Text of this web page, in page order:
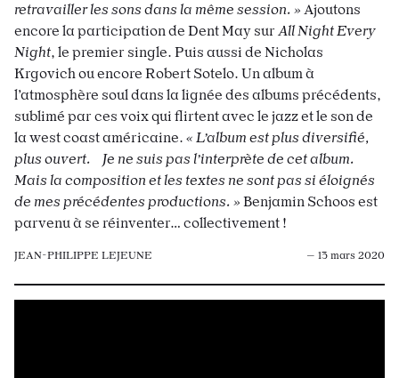
retravailler les sons dans la même session. » Ajoutons
encore la participation de Dent May sur All Night Every
Night, le premier single. Puis aussi de Nicholas
Krgovich ou encore Robert Sotelo. Un album à
l’atmosphère soul dans la lignée des albums précédents,
sublimé par ces voix qui flirtent avec le jazz et le son de
la west coast américaine. « L’album est plus diversifié,
plus ouvert. Je ne suis pas l’interprète de cet album.
Mais la composition et les textes ne sont pas si éloignés
de mes précédentes productions. » Benjamin Schoos est
parvenu à se réinventer… collectivement !
JEAN-PHILIPPE LEJEUNE — 13 mars 2020